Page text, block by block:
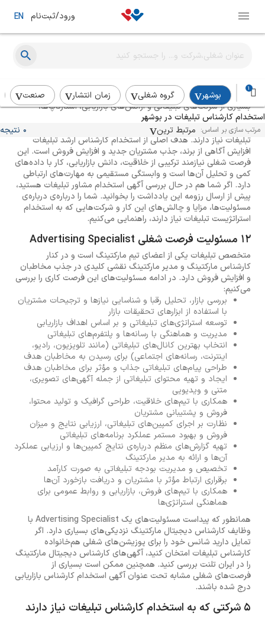
ورود/ثبت‌نام EN
1
بوشهر گروه شغلی زمان انتشار
صنعت
استخدام کارشناس تبلیغات در بوشهر
مرتب سازی بر اساس: مرتبط ترین 0 نتیجه
راهنمای استخدام کارشناس تبلیغات
بسیاری از شرکت‌های تبلیغاتی و آژانس‌های بازاریابی، استارتاپ‌ها،
رسانه‌ها و شرکت‌های انتشاراتی برای برنامه‌ریزی، طراحی، اجرا و ارزیابی
کمپین‌های تبلیغاتی محصولات و خدمات خود به استخدام کارشناس
تبلیغات نیاز دارند. هدف اصلی از استخدام کارشناس ارشد تبلیغات
افزایش آگاهی از برند، جذب مشتریان جدید و افزایش فروش است. این
فرصت شغلی نیازمند ترکیبی از خلاقیت، دانش بازاریابی، کار با داده‌های
کمی و تحلیل آن‌ها است و وابستگی مستقیمی به مهارت‌های ارتباطی
دارد. اگر شما هم در حال بررسی آگهی استخدام مشاور تبلیغات هستید،
پیش از ارسال رزومه این یادداشت را بخوانید. شما را درباره‌ی درباره‌ی
مسئولیت‌ها، مزایا و چالش‌های این کار و شرکت‌هایی که به استخدام
استراتژیست تبلیغات نیاز دارند، راهنمایی می‌کنیم.
12 مسئولیت فرصت شغلی Advertising Specialist
متخصص تبلیغات یکی از اعضای تیم مارکتینگ است و در کنار
کارشناس مارکتینگ و مدیر مارکتینگ نقشی کلیدی در جذب مخاطبان
و افزایش فروش دارد. در ادامه مسئولیت‌های این فرصت کاری را بررسی
می‌کنیم:
بررسی بازار، تحلیل رقبا و شناسایی نیازها و ترجیحات مشتریان
با استفاده از ابزارهای تحقیقات بازار
توسعه استراتژی‌های تبلیغاتی و بر اساس اهداف بازاریابی
مدیریت و هماهنگی با رسانه‌ها و پلتفرم‌های تبلیغاتی
انتخاب بهترین کانال‌های تبلیغاتی (مانند تلویزیون، رادیو،
اینترنت، رسانه‌های اجتماعی) برای رسیدن به مخاطبان هدف
طراحی پیام‌های تبلیغاتی جذاب و مؤثر برای مخاطبان هدف
ایجاد و تهیه محتوای تبلیغاتی از جمله آگهی‌های تصویری،
متنی و ویدیویی
همکاری با تیم‌های خلاقیت، طراحی گرافیک و تولید محتوا،
فروش و پشتیبانی مشتریان
نظارت بر اجرای کمپین‌های تبلیغاتی، ارزیابی نتایج و میزان
فروش و بهبود مستمر عملکرد برنامه‌های تبلیغاتی
تهیه گزارش‌های منظم درباره‌ی نتایج کمپین‌ها و ارزیابی عملکرد
آن‌ها و ارائه به مدیر مارکتینگ
تخصیص و مدیریت بودجه تبلیغاتی به صورت کارآمد
برقراری ارتباط مؤثر با مشتریان و دریافت بازخورد آن‌ها
همکاری با تیم‌های فروش، بازاریابی و روابط عمومی برای
هماهنگی استراتژی‌ها
همانطور که پیداست مسئولیت‌های یک Advertising Specialist با
وظایف کارشناس دیجیتال مارکتینگ نزدیکی‌های بسیاری دارد. اگر
تمایل دارید شانس خود را برای پوزیشن‌های شغلی هم‌خانواده
کارشناس تبلیغات امتخان کنید، آگهی‌های کارشناس دیجیتال مارکتینگ
را در ایران تلنت بررسی کنید. همچنین ممکن است بسیاری از
فرصت‌های شغلی مشابه تحت عنوان آگهی استخدام کارشناس بازاریابی
درج شده باشند.
5 شرکتی که به استخدام کارشناس تبلیغات نیاز دارند